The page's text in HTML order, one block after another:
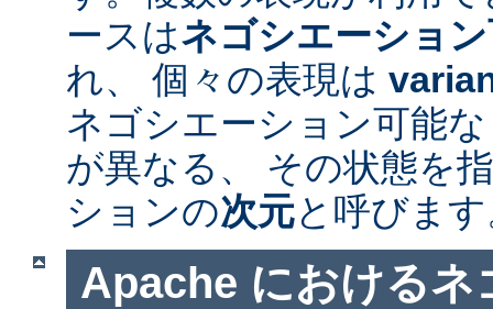
ースはネゴシエーショ
れ、 個々の表現は
ネゴシエーション可能
が異なる、 その状態を
ションの次元と呼びま
Apache におけるネ